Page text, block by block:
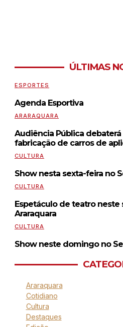
ÚLTIMAS
ESPORTES
Agenda Esportiva
ARARAQUARA
Audiência Pública
fabricação de carros de
CULTURA
Show nesta sexta-feira no
CULTURA
Espetáculo de teatro neste
Araraquara
CULTURA
Show neste domingo no
Araraquara
Cotidiano
Cultura
Destaques